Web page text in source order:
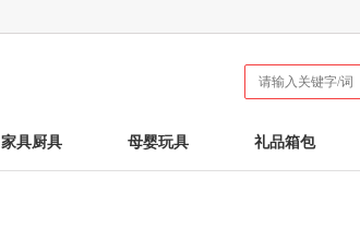
家具厨具 母婴玩具 礼品箱包